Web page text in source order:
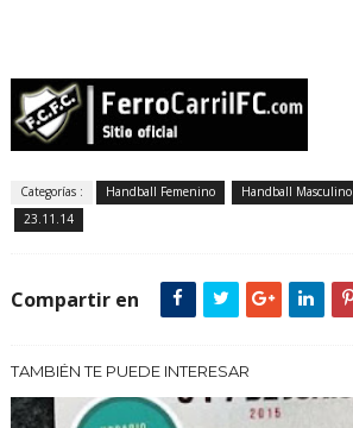
Categorías : Handball Femenino Handball Masculino
23.11.14
Compartir en
TAMBIÉN TE PUEDE INTERESAR